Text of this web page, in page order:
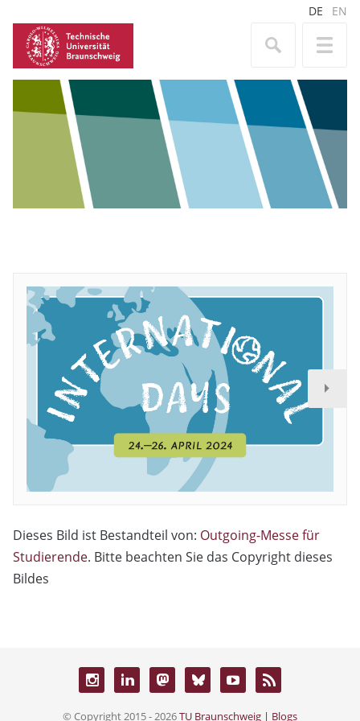
DE EN
Dieses Bild ist Bestandteil von: Outgoing-Messe für
Studierende. Bitte beachten Sie das Copyright dieses
Bildes
© Copyright 2015 - 2026TU Braunschweig | Blogs